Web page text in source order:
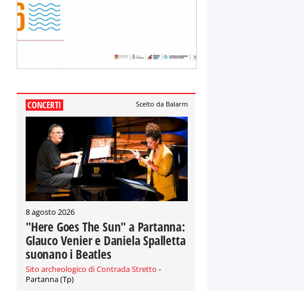
CONCERTI Scelto da Balarm
8 agosto 2026
"Here Goes The Sun" a Partanna:
Glauco Venier e Daniela Spalletta
suonano i Beatles
Sito archeologico di Contrada Stretto -
Partanna (Tp)